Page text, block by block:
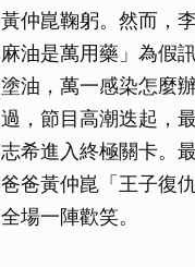
仲崑鞠躬。然而，
油是萬用藥」為假
塗油，萬一感染怎麼
，節目高潮迭起，
希進入終極關卡。
爸黃仲崑「王子復
場一陣歡笑。